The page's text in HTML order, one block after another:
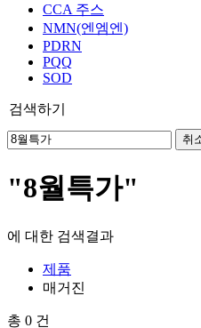
CCA 주스
NMN(엔엠엔)
PDRN
PQQ
SOD
검색하기
취
"8월특가"
에 대한 검색결과
제품
매거진
총 0 건